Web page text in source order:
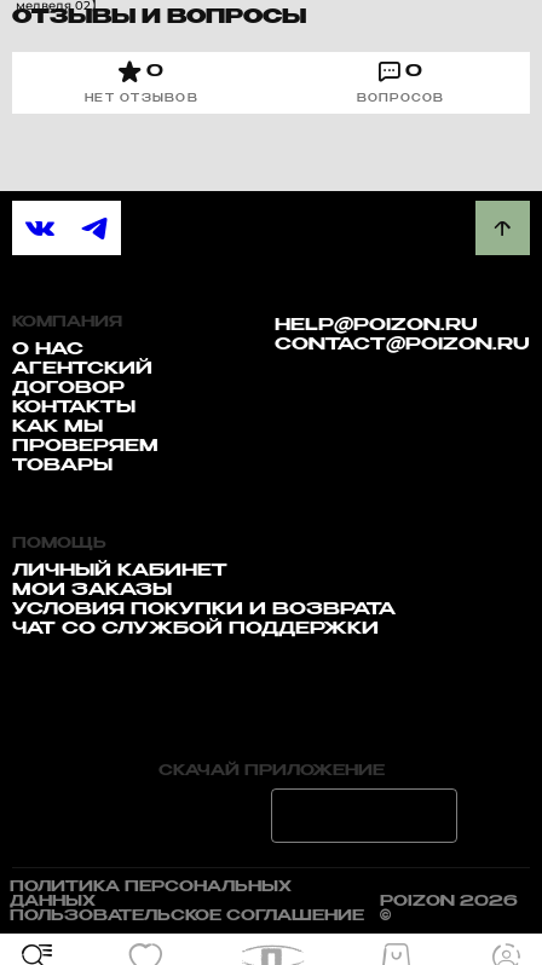
ОТЗЫВЫ И ВОПРОСЫ
0
НЕТ ОТЗЫВОВ
0
ВОПРОСОВ
КОМПАНИЯ
О НАС
АГЕНТСКИЙ
ДОГОВОР
КОНТАКТЫ
КАК МЫ
ПРОВЕРЯЕМ
ТОВАРЫ
HELP@POIZON.RU
CONTACT@POIZON.RU
ПОМОЩЬ
ЛИЧНЫЙ КАБИНЕТ
МОИ ЗАКАЗЫ
УСЛОВИЯ ПОКУПКИ И ВОЗВРАТА
ЧАТ СО СЛУЖБОЙ ПОДДЕРЖКИ
СКАЧАЙ ПРИЛОЖЕНИЕ
ПОЛИТИКА ПЕРСОНАЛЬНЫХ
ДАННЫХ
ПОЛЬЗОВАТЕЛЬСКОЕ СОГЛАШЕНИЕ
POIZON 2026
©